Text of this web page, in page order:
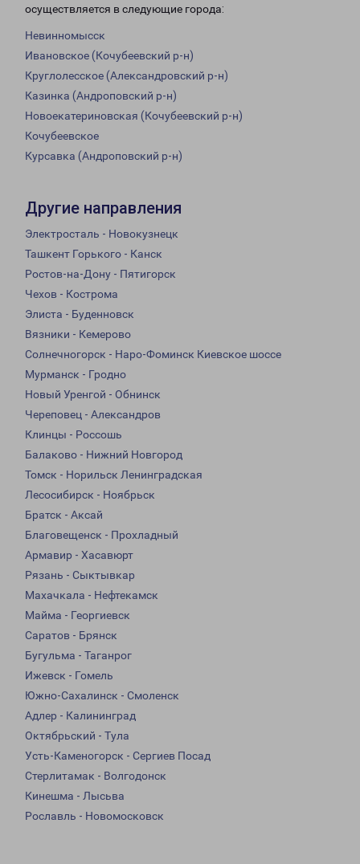
осуществляется в следующие города:
Невинномысск
Ивановское (Кочубеевский р-н)
Круглолесское (Александровский р-н)
Казинка (Андроповский р-н)
Новоекатериновская (Кочубеевский р-н)
Кочубеевское
Курсавка (Андроповский р-н)
Другие направления
Электросталь - Новокузнецк
Ташкент Горького - Канск
Ростов-на-Дону - Пятигорск
Чехов - Кострома
Элиста - Буденновск
Вязники - Кемерово
Солнечногорск - Наро-Фоминск Киевское шоссе
Мурманск - Гродно
Новый Уренгой - Обнинск
Череповец - Александров
Клинцы - Россошь
Балаково - Нижний Новгород
Томск - Норильск Ленинградская
Лесосибирск - Ноябрьск
Братск - Аксай
Благовещенск - Прохладный
Армавир - Хасавюрт
Рязань - Сыктывкар
Махачкала - Нефтекамск
Майма - Георгиевск
Саратов - Брянск
Бугульма - Таганрог
Ижевск - Гомель
Южно-Сахалинск - Смоленск
Адлер - Калининград
Октябрьский - Тула
Усть-Каменогорск - Сергиев Посад
Стерлитамак - Волгодонск
Кинешма - Лысьва
Рославль - Новомосковск